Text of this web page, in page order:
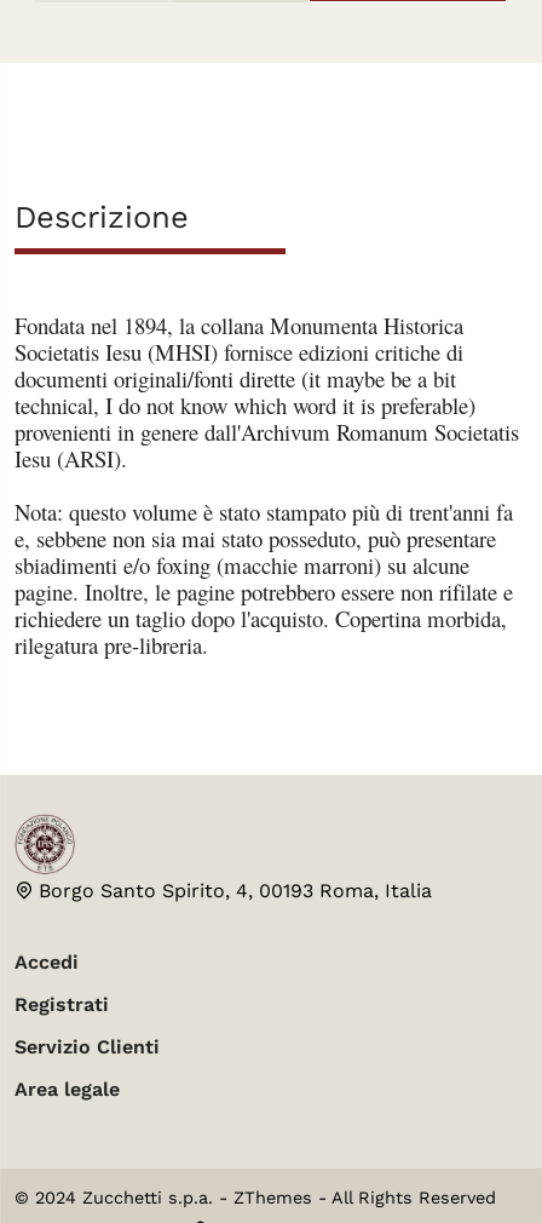
Descrizione
Fondata nel 1894, la collana Monumenta Historica
Societatis Iesu (MHSI) fornisce edizioni critiche di
documenti originali/fonti dirette (it maybe be a bit
technical, I do not know which word it is preferable)
provenienti in genere dall'Archivum Romanum Societatis
Iesu (ARSI).
Nota: questo volume è stato stampato più di trent'anni fa
e, sebbene non sia mai stato posseduto, può presentare
sbiadimenti e/o foxing (macchie marroni) su alcune
pagine. Inoltre, le pagine potrebbero essere non rifilate e
richiedere un taglio dopo l'acquisto. Copertina morbida,
rilegatura pre-libreria.
Borgo Santo Spirito, 4, 00193 Roma, Italia
Accedi
Registrati
Servizio Clienti
Area legale
© 2024 Zucchetti s.p.a. - ZThemes - All Rights Reserved